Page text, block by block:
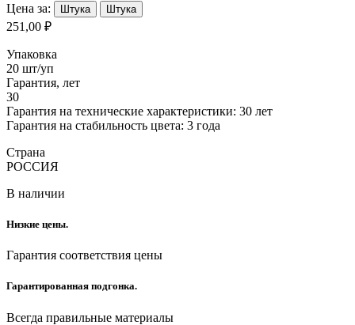
Цена за: Штука Штука
251,00 ₽
Упаковка
20 шт/уп
Гарантия, лет
30
Гарантия на технические характеристики: 30 лет
Гарантия на стабильность цвета: 3 года
Страна
РОССИЯ
В наличии
Низкие цены.
Гарантия соответствия цены
Гарантированная подгонка.
Всегда правильные материалы